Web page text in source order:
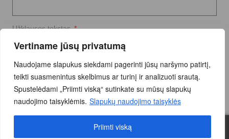
Vertiname jūsų privatumą
Naudojame slapukus siekdami pagerinti jūsų naršymo patirtį,
teikti suasmenintus skelbimus ar turinį ir analizuoti srautą.
Spustelėdami „Priimti viską“ sutinkate su mūsų slapukų
naudojimo taisyklėmis. Slapukų naudojimo taisyklės
Priimti viską
Užklausos tekstas
Siųsti Užklausą